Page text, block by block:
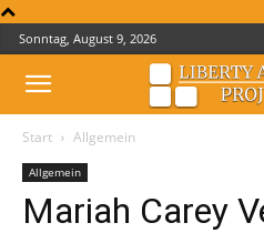
Sonntag, August 9, 2026
Start Allgemein
Allgemein
Mariah Carey